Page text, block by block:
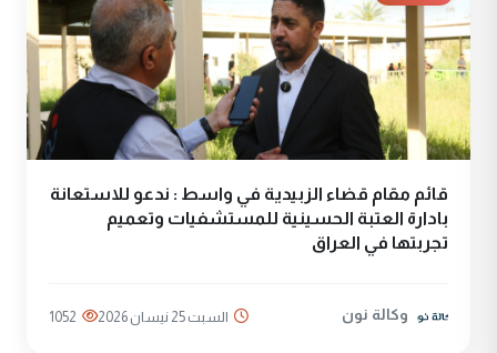
قائم مقام قضاء الزبيدية في واسط : ندعو للاستعانة
بادارة العتبة الحسينية للمستشفيات وتعميم
تجربتها في العراق
وكالة نون السبت 25 نيسان 2026 1052